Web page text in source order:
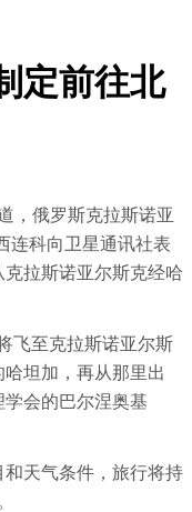
定前往北
，俄罗斯克拉斯诺亚
连科向卫星通讯社表
拉斯诺亚尔斯克经哈
至克拉斯诺亚尔斯
坦加，再从那里出
会的巴尔涅奥基
天气条件，旅行将持